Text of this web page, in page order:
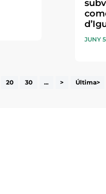
JUNY
20 30 ... > Última>